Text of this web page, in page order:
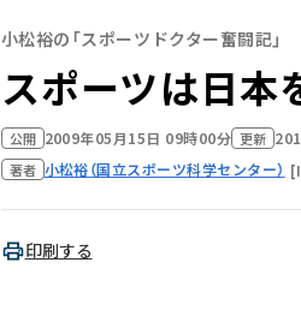
小松裕の「スポーツドクター奮闘記」
スポーツは日本
公開 2009年05月15日 09時00分 更新
著者 小松裕（国立スポーツ科学センター）
印刷する